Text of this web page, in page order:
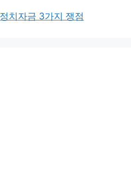
치자금 3가지 쟁점